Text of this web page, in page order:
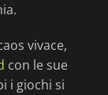
vivace,
con le sue
i giochi si